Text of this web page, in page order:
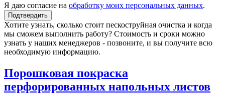
Я даю согласие на обработку моих персональных данных.
Хотите узнать, сколько стоит пескоструйная очистка и когда
мы сможем выполнить работу? Стоимость и сроки можно
узнать у наших менеджеров - позвоните, и вы получите всю
необходимую информацию.
Порошковая покраска
перфорированных напольных листов